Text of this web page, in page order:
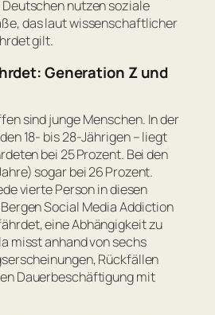
Deutschen nutzen soziale
das laut wissenschaftlicher
gilt.
Generation Z und
sind junge Menschen. In der
18- bis 28-Jährigen – liegt
bei 25 Prozent. Bei den
sogar bei 26 Prozent.
vierte Person in diesen
Social Media Addiction
eine Abhängigkeit zu
misst anhand von sechs
Rückfällen
Dauerbeschäftigung mit